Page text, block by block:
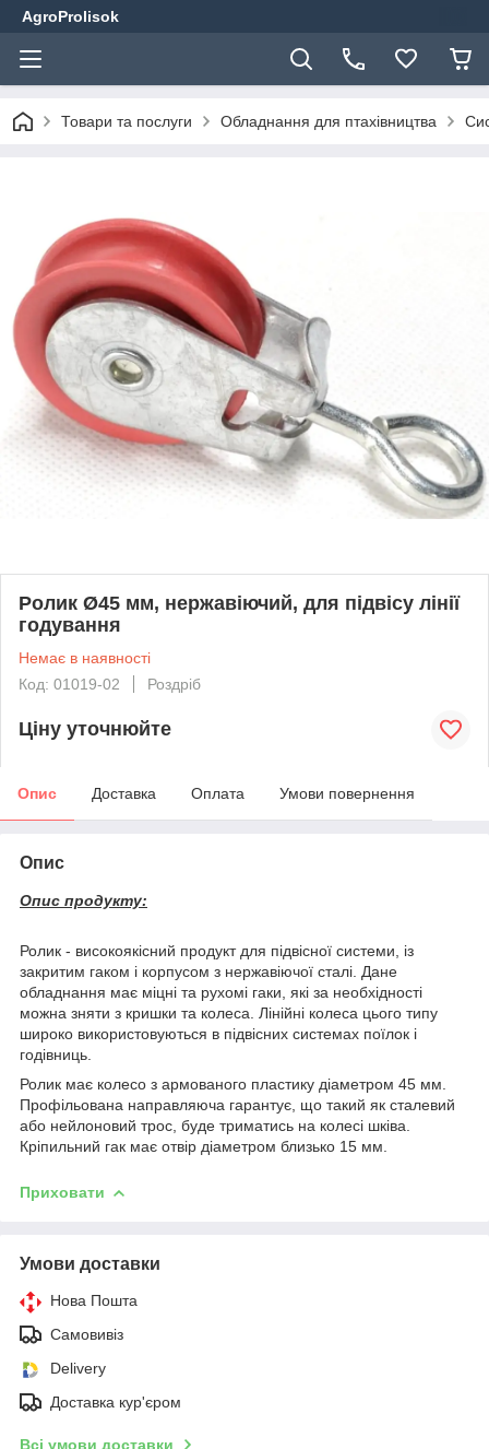
AgroProlisok
Товари та послуги Обладнання для птахівництва
Ролик Ø45 мм, нержавіючий, для підвісу лінії
годування
Немає в наявності
Код: 01019-02
Роздріб
Ціну уточнюйте
Опис Доставка Оплата Умови повернення
Опис
Опис продукту:
Ролик - високоякісний продукт для підвісної системи, із
закритим гаком і корпусом з нержавіючої сталі. Дане
обладнання має міцні та рухомі гаки, які за необхідності
можна зняти з кришки та колеса. Лінійні колеса цього типу
широко використовуються в підвісних системах поїлок і
годівниць.
Ролик має колесо з армованого пластику діаметром 45 мм.
Профільована направляюча гарантує, що такий як сталевий
або нейлоновий трос, буде триматись на колесі шківа.
Кріпильний гак має отвір діаметром близько 15 мм.
Приховати
Умови доставки
Нова Пошта
Самовивіз
Delivery
Доставка кур'єром
Всі умови доставки